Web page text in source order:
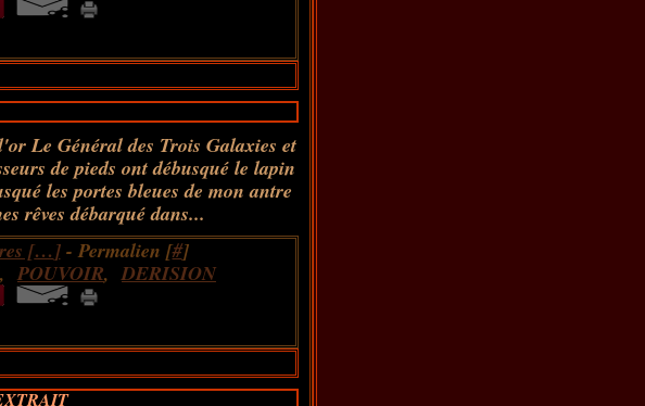
Le Général des Trois Galaxies et
de pieds ont débusqué le lapin
les portes bleues de mon antre
rêves débarqué dans...
[…]- Permalien [#]
, POUVOIR,DERISION